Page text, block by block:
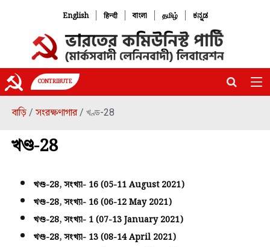
English | हिन्दी | বাংলা | தமிழ் | ಕನ್ನಡ
CONTRIBUTE
বাড়ি / সংরক্ষণাগার/ খণ্ড-28
খণ্ড-28
খণ্ড-28, সংখ্যা- 16 (05-11 August 2021)
খণ্ড-28, সংখ্যা- 16 (06-12 May 2021)
খণ্ড-28, সংখ্যা- 1 (07-13 January 2021)
খণ্ড-28, সংখ্যা- 13 (08-14 April 2021)